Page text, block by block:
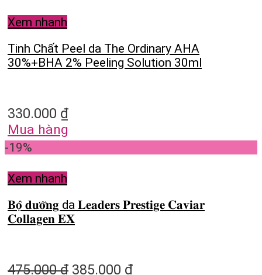
Xem nhanh
Tinh Chất Peel da The Ordinary AHA
30%+BHA 2% Peeling Solution 30ml
330.000 ₫
Mua hàng
-19%
Xem nhanh
𝐁𝐨̣̂ 𝐝𝐮̛𝐨̛̃𝐧𝐠 da 𝐋𝐞𝐚𝐝𝐞𝐫𝐬 𝐏𝐫𝐞𝐬𝐭𝐢𝐠𝐞 𝐂𝐚𝐯𝐢𝐚𝐫
𝐂𝐨𝐥𝐥𝐚𝐠𝐞𝐧 𝐄𝐗
475.000₫ 385.000 ₫